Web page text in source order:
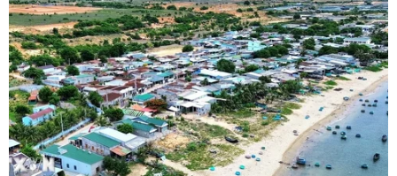
Nga thúc đẩy đa dạng hóa tuyến vận
tải kết nối châu Á qua Ấn Độ Dương
06/08/2026 15:34